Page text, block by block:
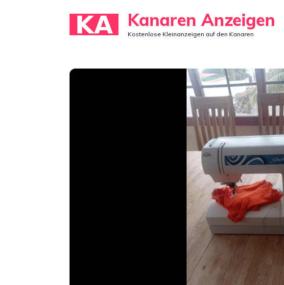
Kanaren Anzeigen
Kostenlose Kleinanzeigen auf den Kanaren